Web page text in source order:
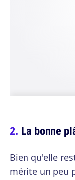
La bonne
Bien qu'elle
mérite un peu